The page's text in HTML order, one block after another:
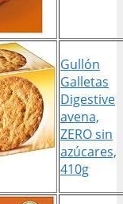
Gullón
Galletas
Digestive
avena,
ZERO sin
azúcares,
410g